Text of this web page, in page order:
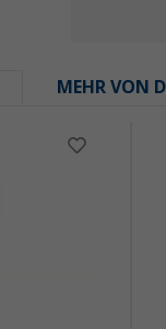
MEHR VON